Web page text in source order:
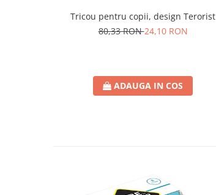
Tricou pentru copii, design Terorist
80,33 RON24,10 RON
ADAUGA IN COS